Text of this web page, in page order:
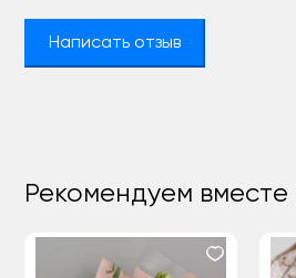
Написать отзыв
Рекомендуем вместе